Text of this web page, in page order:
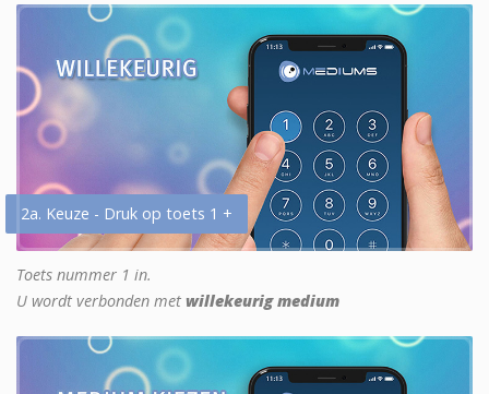
2a. Keuze - Druk op toets 1 +
Toets nummer 1 in.
U wordt verbonden met willekeurig medium